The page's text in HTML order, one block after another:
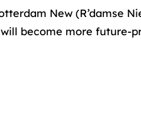
New (R’damse
become more future-